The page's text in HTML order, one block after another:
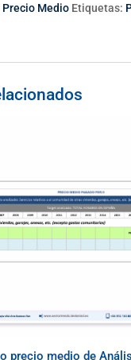
Precio Medio Etiquetas:
precio medio de